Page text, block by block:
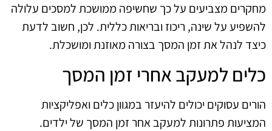
מחקרים מצביעים על כך שחשיפה ממושכת למסכים עלולה
להשפיע על שינה, ריכוז ובריאות כללית. לכן, חשוב לדעת
כיצד לנהל את זמן המסך בצורה מאוזנת ומושכלת.
כלים למעקב אחרי זמן המסך
הורים עסוקים יכולים להיעזר במגוון כלים ואפליקציות
המציעות פתרונות למעקב אחר זמן המסך של ילדים.